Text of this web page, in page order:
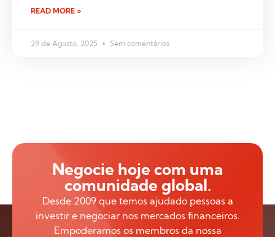
READ MORE »
29 de Agosto, 2025 Sem comentários
Negocie hoje com uma
comunidade global.
Desde 2009 que temos ajudado pessoas a
investir e negociar nos mercados financeiros.
Empoderamos os membros da nossa